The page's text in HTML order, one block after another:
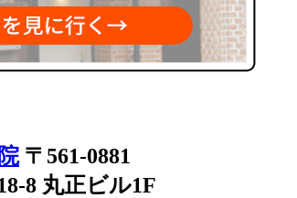
〒561-0881
8 丸正ビル1F